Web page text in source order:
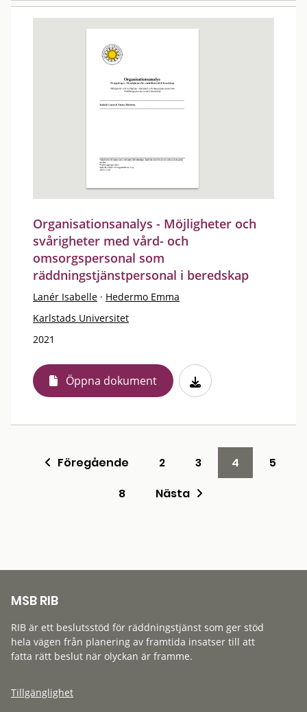
Organisationsanalys - Möjligheter och
svårigheter med vård- och
omsorgspersonal som
räddningstjänstpersonal i beredskap
Lanér Isabelle · Hedermo Emma
Karlstads Universitet
2021
Öppna dokument
Föregående 2 3 4
5
8
Nästa
MSB RIB
RIB är ett beslutsstöd för räddningstjänst som ger stöd
hela vägen från planering av framtida insatser till att
fatta rätt beslut när olyckan är framme.
Tillgänglighet